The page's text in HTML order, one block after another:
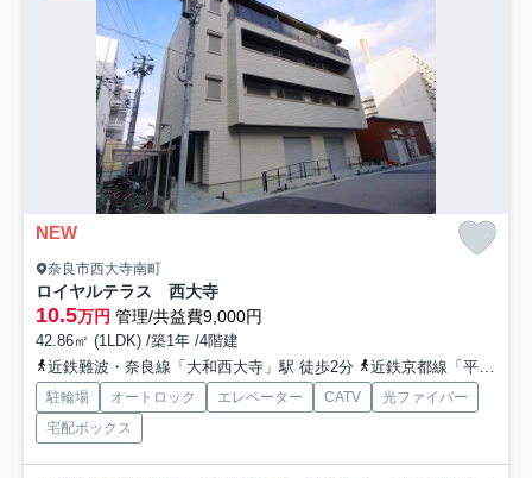
NEW
奈良市西大寺南町
ロイヤルテラス 西大寺
10.5万円 管理/共益費9,000円
42.86㎡ (1LDK) /築1年 /4階建
近鉄難波・奈良線「大和西大寺」駅 徒歩2分
近鉄京都線「平城」駅 徒歩17分
駐輪場 オートロック エレベーター CATV
光ファイバー
宅配ボックス